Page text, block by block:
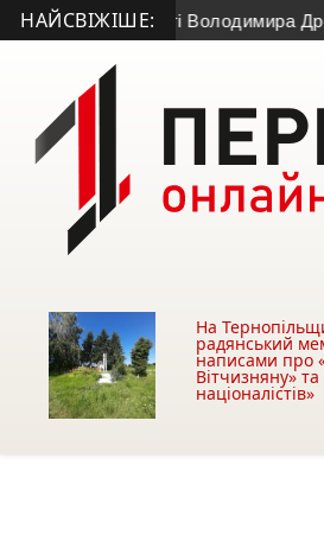
НАЙСВІЖІШЕ:
матчі пам’яті Володимира Дроня •
На
радянський
написами про
Вітчизняну»
націоналістів»